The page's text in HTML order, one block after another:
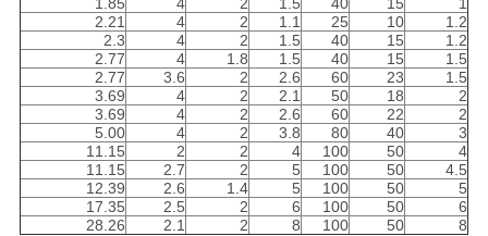
1
15
40
1.5
2
4
1.85
1.2
10
25
1.1
2
4
2.21
1.2
15
40
1.5
2
4
2.3
1.5
15
40
1.5
1.8
4
2.77
1.5
23
60
2.6
2
3.6
2.77
2
18
50
2.1
2
4
3.69
2
22
60
2.6
2
4
3.69
3
40
80
3.8
2
4
5.00
4
50
100
4
2
2
11.15
4.5
50
100
5
2
2.7
11.15
5
50
100
5
1.4
2.6
12.39
6
50
100
6
2
2.5
17.35
8
50
100
8
2
2.1
28.26